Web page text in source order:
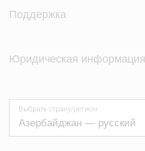
Поддержка
Юридическая информация
Выбрать страну/регион